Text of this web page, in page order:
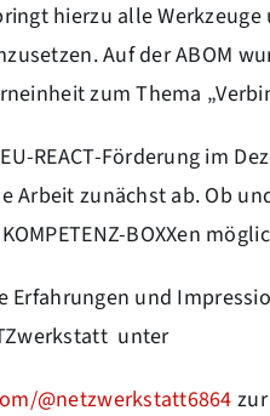
bringt hierzu alle
Auf der ABOM
zum Thema
REACT-Förderung im
Arbeit zunächst ab. Ob
BOXXen
Erfahrungen und
unter
@netzwerkstatt6864